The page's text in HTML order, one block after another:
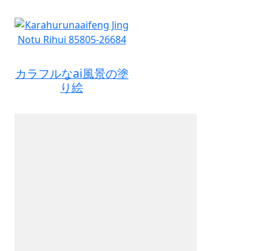
カラフルなai風景の塗
り絵